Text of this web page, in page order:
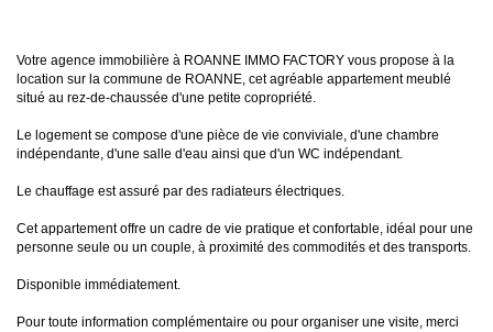
Votre agence immobilière à ROANNE IMMO FACTORY vous propose à la
location sur la commune de ROANNE, cet agréable appartement meublé
situé au rez-de-chaussée d'une petite copropriété.
Le logement se compose d'une pièce de vie conviviale, d'une chambre
indépendante, d'une salle d'eau ainsi que d'un WC indépendant.
Le chauffage est assuré par des radiateurs électriques.
Cet appartement offre un cadre de vie pratique et confortable, idéal pour une
personne seule ou un couple, à proximité des commodités et des transports.
Disponible immédiatement.
Pour toute information complémentaire ou pour organiser une visite, merci